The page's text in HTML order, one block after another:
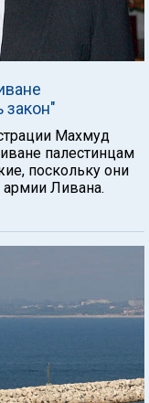
Махмуд
палестинцам
поскольку они
армии Ливана.